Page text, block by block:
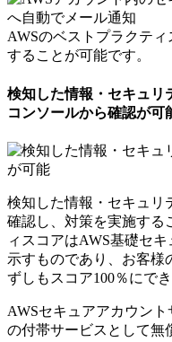
AWSのベストプラクテ
することが可能です。
検知した情報・セキュリ
コンソールから確認が可
検知した情報・セキュリ
確認し、対策を実施する
ィスコアはAWS基礎セ
示すものであり、お客様
ずしもスコア100％にで
AWSセキュアアカウン
の付帯サービスとして無